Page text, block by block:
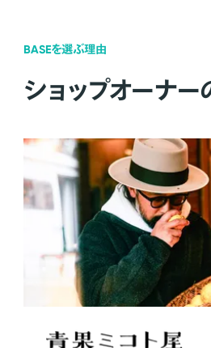
BASEを選ぶ理由
ショップオーナー